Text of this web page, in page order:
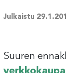
Julkaistu
Suuren